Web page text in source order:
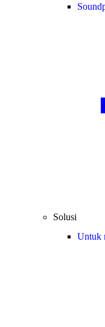
Solusi
Untuk